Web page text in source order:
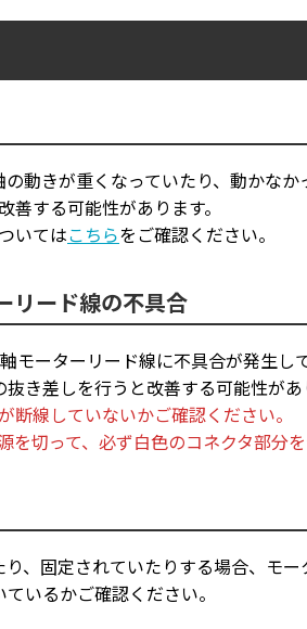
動きが重くなっていたり、動かな
善する可能性があります。
いてはこちらをご確認ください。
リード線の不具合
モーターリード線に不具合が発生し
き差しを行うと改善する可能性があ
断線していないかご確認ください。
を切って、必ず白色のコネクタ部分
、固定されていたりする場合、モ
いるかご確認ください。